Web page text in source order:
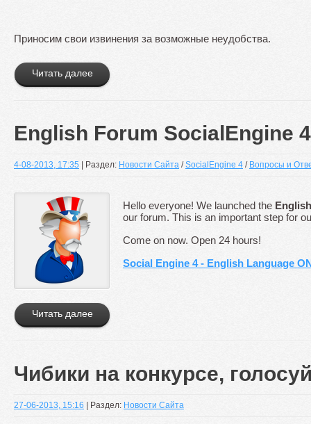
Приносим свои извинения за возможные неудобства.
Читать далее
English Forum SocialEngine 4
4-08-2013, 17:35 | Раздел: Новости Сайта /SocialEngine 4 / Вопросы и
Hello everyone! We launched the
our forum. This is an important step for
Come on now. Open 24 hours!
Social Engine 4 - English Language
Читать далее
Чибики на конкурсе,
27-06-2013, 15:16 | Раздел: Новости Сайта